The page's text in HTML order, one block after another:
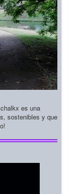
es una
sostenibles y que